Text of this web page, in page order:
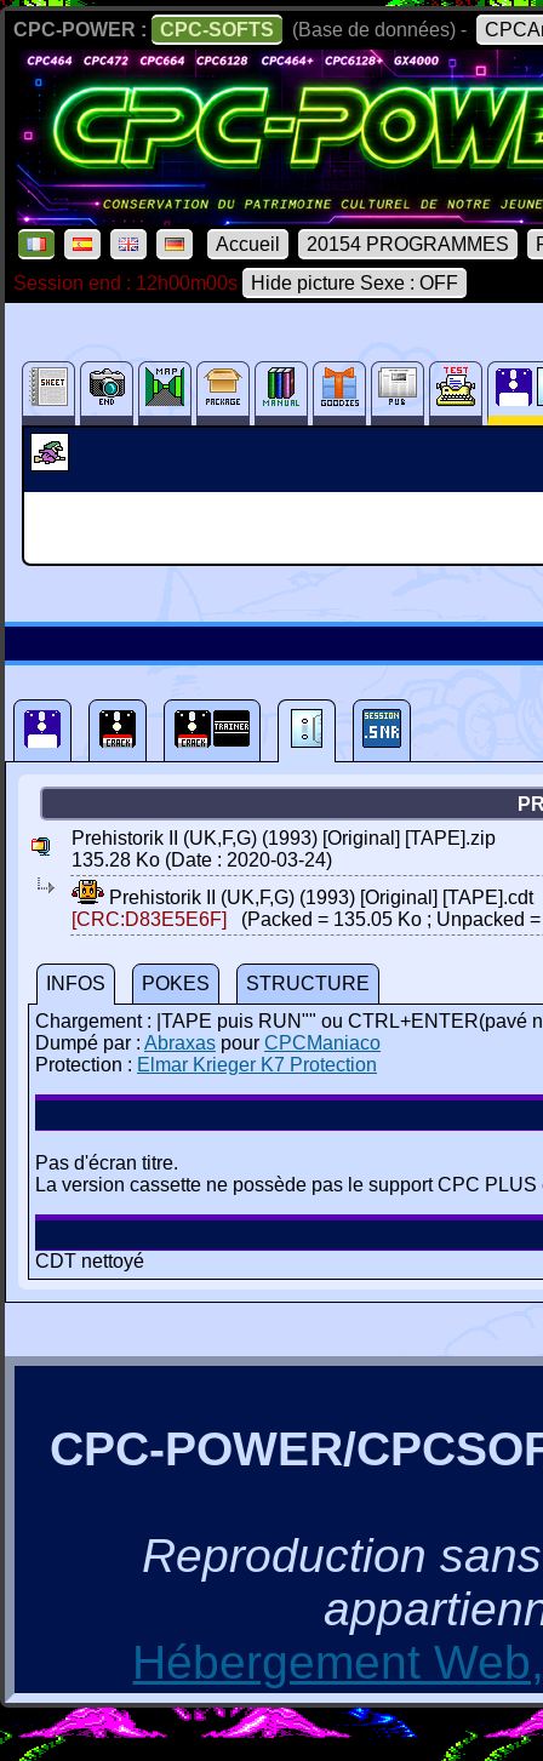
CPC-POWER : CPC-SOFTS (Base de données) -
Accueil 20154 PROGRAMMES
Session end : 12h00m00s
Hide picture Sexe : OFF
Prehistorik II (UK,F,G) (1993) [Original] [TAPE].zip
135.28 Ko (Date : 2020-03-24)
Prehistorik II (UK,F,G) (1993) [Original] [TAPE].cdt
[CRC:D83E5E6F]
(Packed = 135.05 Ko ; Unpacked
INFOS POKES
STRUCTURE
Chargement : |TAPE puis RUN"" ou CTRL+ENTER(pavé
Dumpé par : Abraxas pour CPCManiaco
Protection : Elmar Krieger K7 Protection
Pas d'écran titre.
La version cassette ne possède pas le support CPC
CDT nettoyé
CPC-POWER/
Reproduction
Hébergement